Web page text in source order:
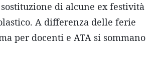
di alcune ex festività
A differenza delle ferie
per docenti e ATA si sommano